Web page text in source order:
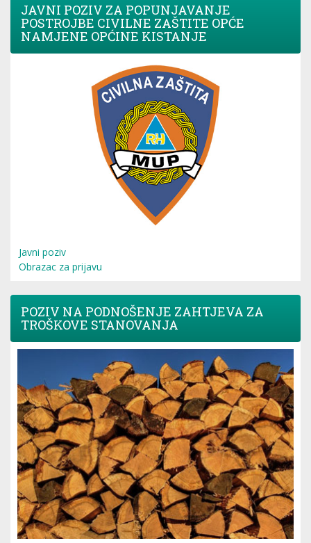
JAVNI POZIV ZA POPUNJAVANJE
POSTROJBE CIVILNE ZAŠTITE OPĆE
NAMJENE OPĆINE KISTANJE
Javni poziv
Obrazac za prijavu
POZIV NA PODNOŠENJE ZAHTJEVA ZA
TROŠKOVE STANOVANJA